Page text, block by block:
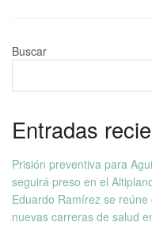
Buscar
Entradas
Prisión preventiva para
seguirá preso en el
Eduardo Ramírez se
nuevas carreras de salud